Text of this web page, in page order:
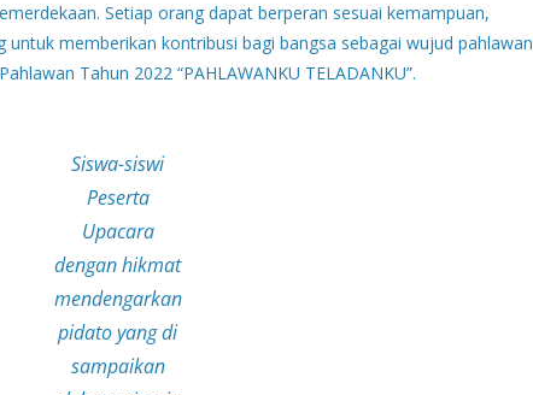
Setiap orang dapat berperan sesuai kemampuan,
memberikan kontribusi bagi bangsa sebagai wujud pahlawan
Tahun 2022 “PAHLAWANKU TELADANKU”.
Siswa-siswi
Peserta
Upacara
dengan hikmat
mendengarkan
pidato yang di
sampaikan